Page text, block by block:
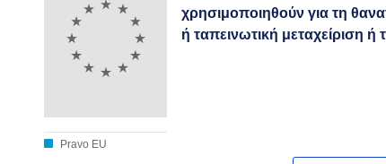
Pravo EU
χρησιμοποιηθούν για τη
ή ταπεινωτική μεταχείριση ή